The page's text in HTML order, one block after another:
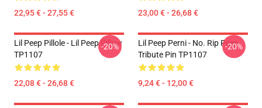
22,95 € - 27,55 € 23,00 € - 26,68 €
Lil Peep Pillole - Lil Peep Pillow
TP1107
22,08 € - 26,68 €
-20%
Lil Peep Perni - No. Rip Peep
Tribute Pin TP1107
9,24 € - 12,00 €
-20%